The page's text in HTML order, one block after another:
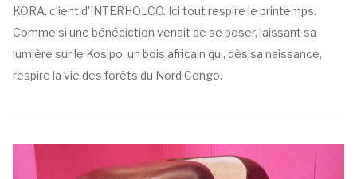
KORA, client d'INTERHOLCO. Ici tout respire le printemps.
Comme si une bénédiction venait de se poser, laissant sa
lumière sur le Kosipo, un bois africain qui, dès sa naissance,
respire la vie des forêts du Nord Congo.